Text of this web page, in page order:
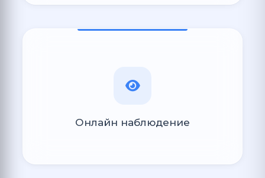
Онлайн наблюдение